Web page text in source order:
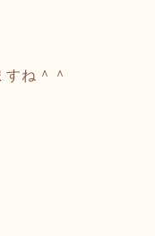
ね＾＾